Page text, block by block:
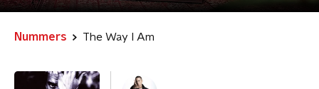
Nummers The Way I Am